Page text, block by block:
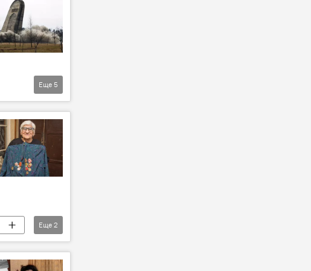
Еще 5
Еще 2